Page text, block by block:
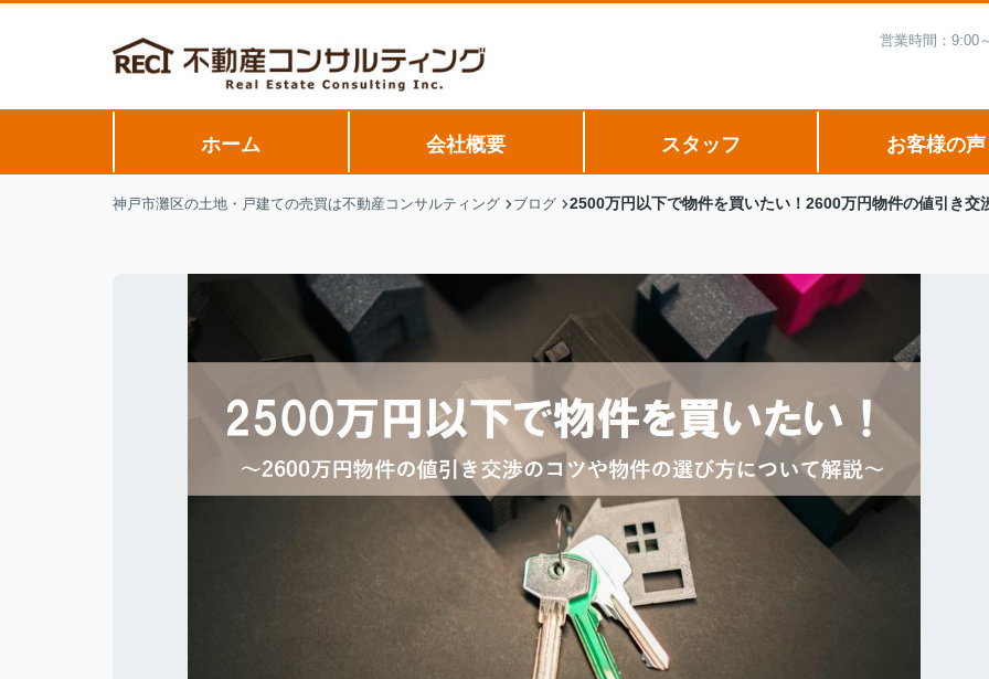
営業時間：
ホーム 会社概要 スタッフ お客様の声
神戸市灘区の土地・戸建ての売買は不動産コンサルティング ブログ 2500万円以下で物件を買いたい！2600万円物件の値引き交